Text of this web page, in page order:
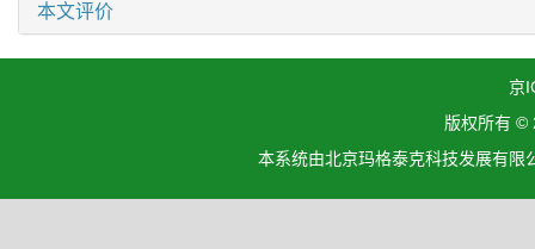
本文评价
京
版权所有 ©
本系统由北京玛格泰克科技发展有